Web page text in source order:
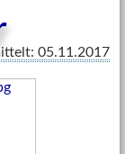
05.11.2017